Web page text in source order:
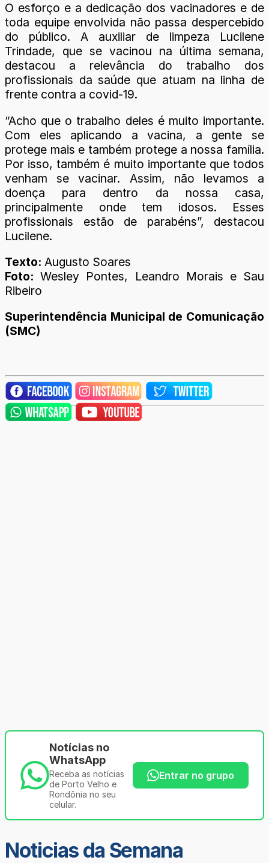
O esforço e a dedicação dos vacinadores e de
toda equipe envolvida não passa despercebido
do público. A auxiliar de limpeza Lucilene
Trindade, que se vacinou na última semana,
destacou a relevância do trabalho dos
profissionais da saúde que atuam na linha de
frente contra a covid-19.
“Acho que o trabalho deles é muito importante.
Com eles aplicando a vacina, a gente se
protege mais e também protege a nossa família.
Por isso, também é muito importante que todos
venham se vacinar. Assim, não levamos a
doença para dentro da nossa casa,
principalmente onde tem idosos. Esses
profissionais estão de parabéns”, destacou
Lucilene.
Texto: Augusto Soares
Foto:Wesley Pontes, Leandro Morais e Sau
Ribeiro
Superintendência Municipal de Comunicação
(SMC)
Notícias no
WhatsApp
Receba as notícias
de Porto Velho e
Rondônia no seu
celular.
Entrar no grupo
Noticias da Semana